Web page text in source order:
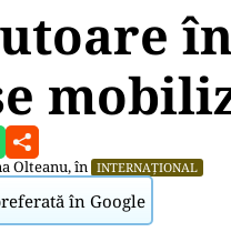
Olteanu, în INTERNAȚIONAL
în Google